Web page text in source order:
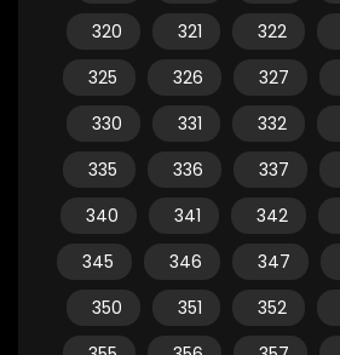
320
321 322
325
326 327
330
331 332
335
336 337
340
341 342
345
346 347
350
351 352